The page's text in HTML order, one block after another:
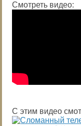
Смотреть видео:
С этим видео